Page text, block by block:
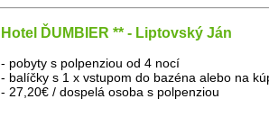
Hotel ĎUMBIER ** - Liptovský Ján
- pobyty s polpenziou od 4 nocí
- balíčky s 1 x vstupom do bazéna alebo na
- 27,20€ / dospelá osoba s polpenziou